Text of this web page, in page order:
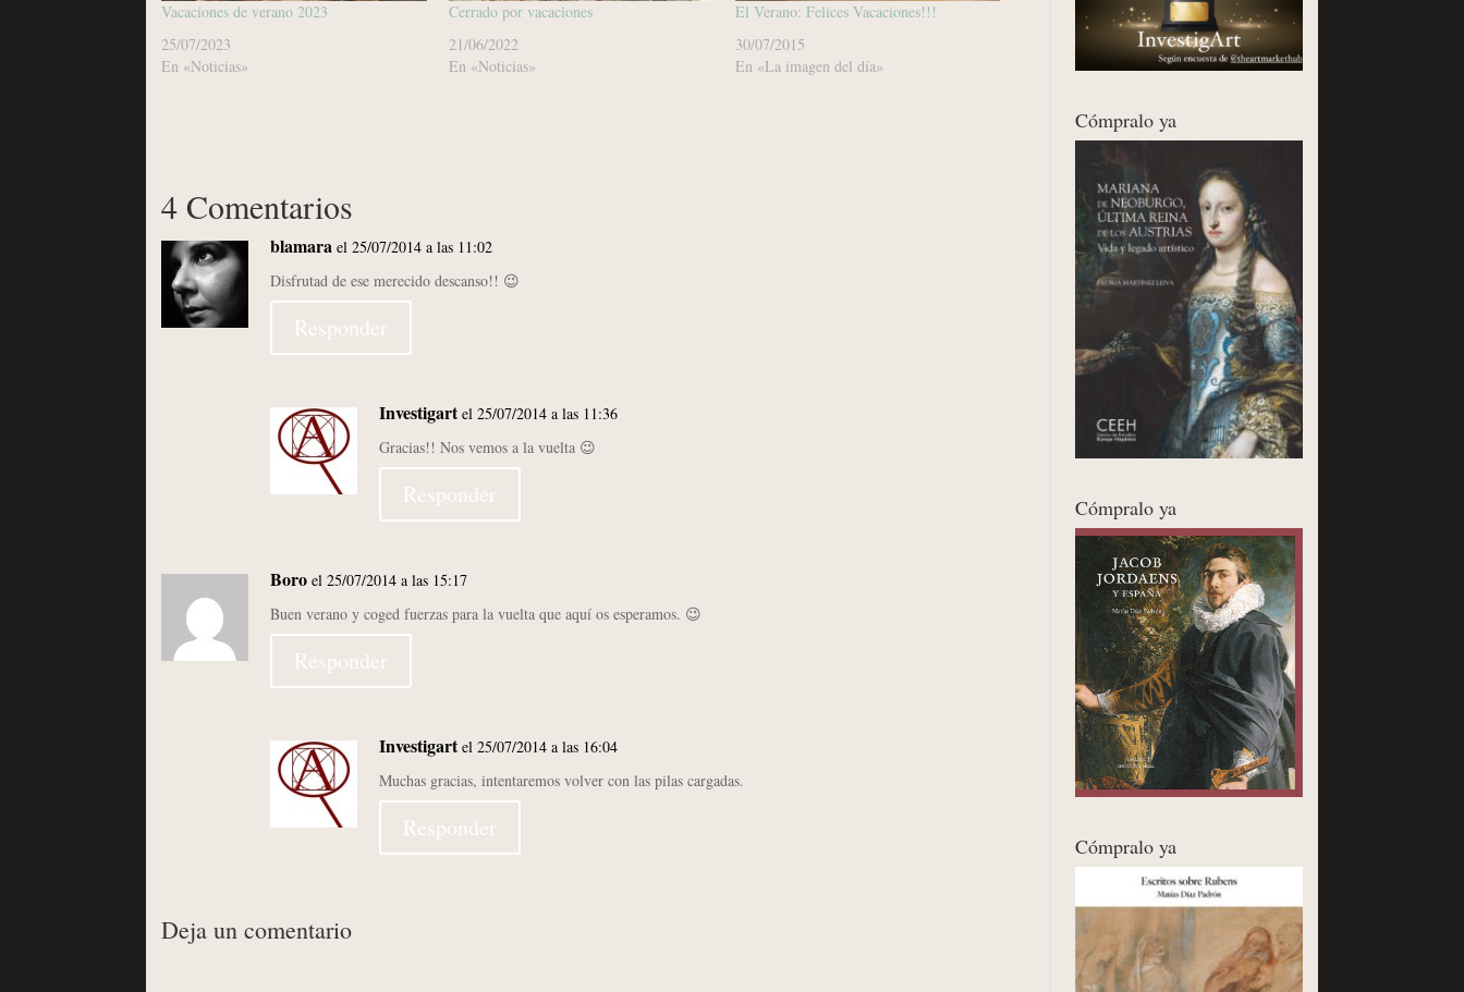
Vacaciones de verano 2023
25/07/2023
En «Noticias»
Cerrado por vacaciones
21/06/2022
En «Noticias»
El Verano: Felices Vacaciones!!!
30/07/2015
En «La imagen del día»
4 Comentarios
blamara el 25/07/2014 a las 11:02
Disfrutad de ese merecido descanso!! 😉
Responder
Investigart el 25/07/2014 a las 11:36
Gracias!! Nos vemos a la vuelta 😉
Responder
Boro el 25/07/2014 a las 15:17
Buen verano y coged fuerzas para la vuelta que aquí os esperamos. 😉
Responder
Investigart el 25/07/2014 a las 16:04
Muchas gracias, intentaremos volver con las pilas cargadas.
Responder
Deja un comentario
Cómpralo ya
Cómpralo ya
Cómpralo ya